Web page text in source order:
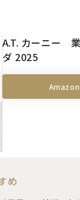
A.T. カーニー
ダ 2025
Amazon
め